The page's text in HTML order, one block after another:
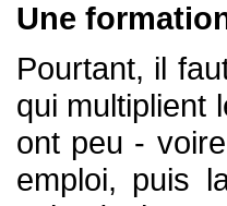
Une
Pourtant, il
qui multiplient
ont peu -
emploi, puis